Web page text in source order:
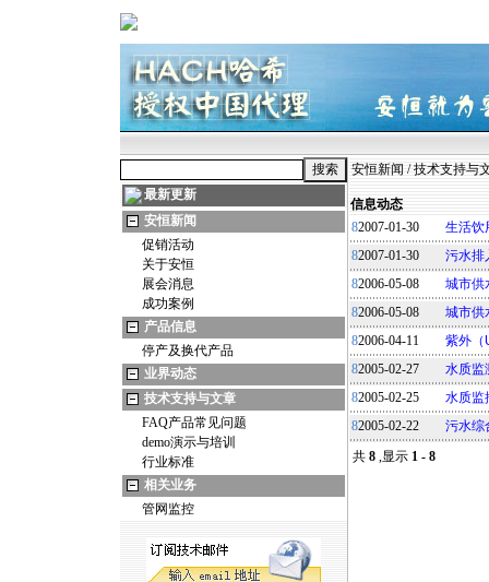
最新更新
安恒新闻
促销活动
关于安恒
展会消息
成功案例
产品信息
停产及换代产品
业界动态
技术支持与文章
FAQ产品常见问题
demo演示与培训
行业标准
相关业务
管网监控
安恒新闻 /技术支持与
信息动态
82007-01-30
生活饮
82007-01-30
污水排
82006-05-08
城市供
82006-05-08
城市供
82006-04-11
紫外（
82005-02-27
水质监
82005-02-25
水质监
82005-02-22
污水综
共 8 ,显示 1 - 8